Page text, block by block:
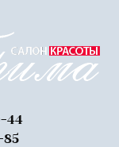
44
85